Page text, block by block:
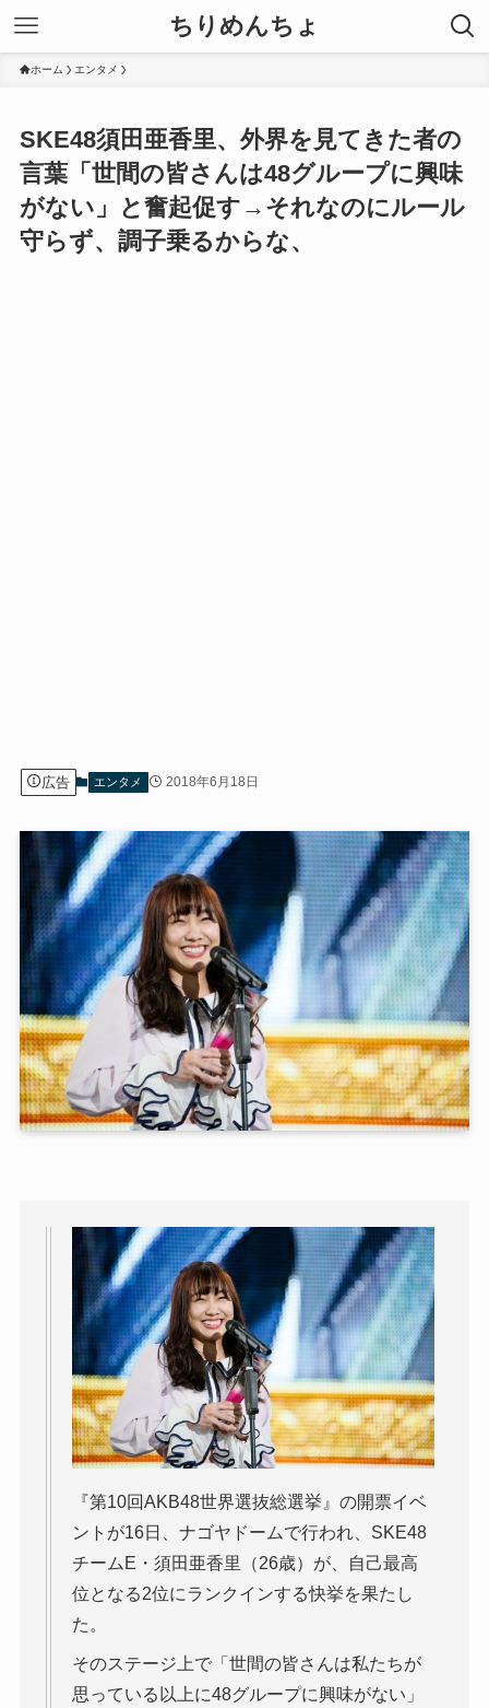
ちりめんちょ
ホーム エンタメ
SKE48須田亜香里、外界を見てきた者の
言葉「世間の皆さんは48グループに興味
がない」と奮起促す→それなのにルール
守らず、調子乗るからな、
広告 エンタメ 2018年6月18日
『第10回AKB48世界選抜総選挙』の開票イベ
ントが16日、ナゴヤドームで行われ、SKE48
チームE・須田亜香里（26歳）が、自己最高
位となる2位にランクインする快挙を果たし
た。
そのステージ上で「世間の皆さんは私たちが
思っている以上に48グループに興味がない」